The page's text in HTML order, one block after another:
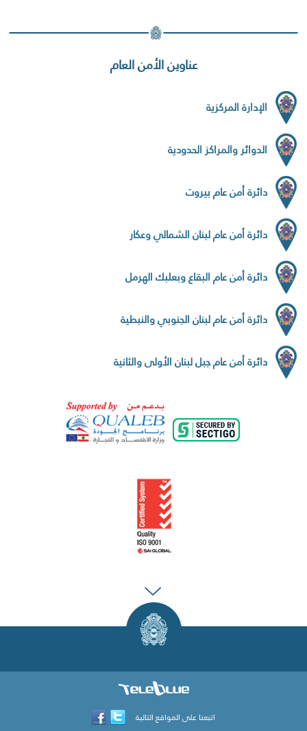
عناوين الأمن العام
الإدارة المركزية
الدوائر والمراكز الحدودية
دائرة أمن عام بيروت
دائرة أمن عام لبنان الشمالي وعكار
دائرة أمن عام البقاع وبعلبك الهرمل
دائرة أمن عام لبنان الجنوبي والنبطية
دائرة أمن عام جبل لبنان الأولى والثانية
اتبعنا على المواقع التالية